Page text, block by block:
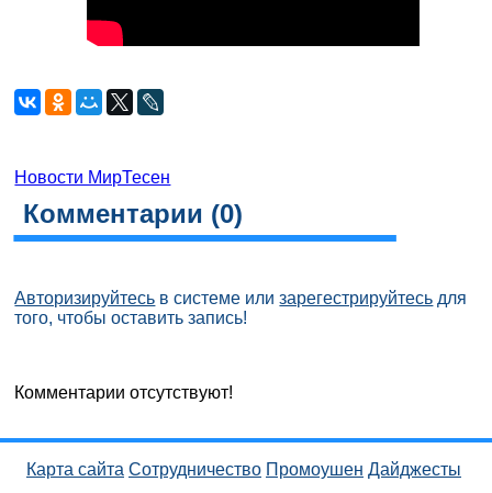
Новости МирТесен
Комментарии (0)
Авторизируйтесь в системе илизарегестрируйтесь для
того, чтобы оставить запись!
Комментарии отсутствуют!
Карта сайта Сотрудничество Промоушен Дайджесты